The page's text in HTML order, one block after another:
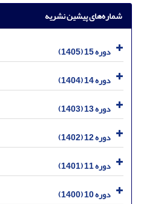
شماره‌های پیشین نشریه
دوره 15 (1405)
دوره 14 (1404)
دوره 13 (1403)
دوره 12 (1402)
دوره 11 (1401)
دوره 10 (1400)